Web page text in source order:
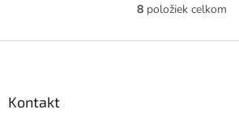
O
l
8položiek celkom
Kontakt